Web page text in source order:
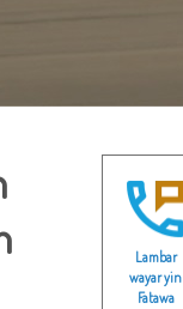
Lambar
wayar yin
Fatawa